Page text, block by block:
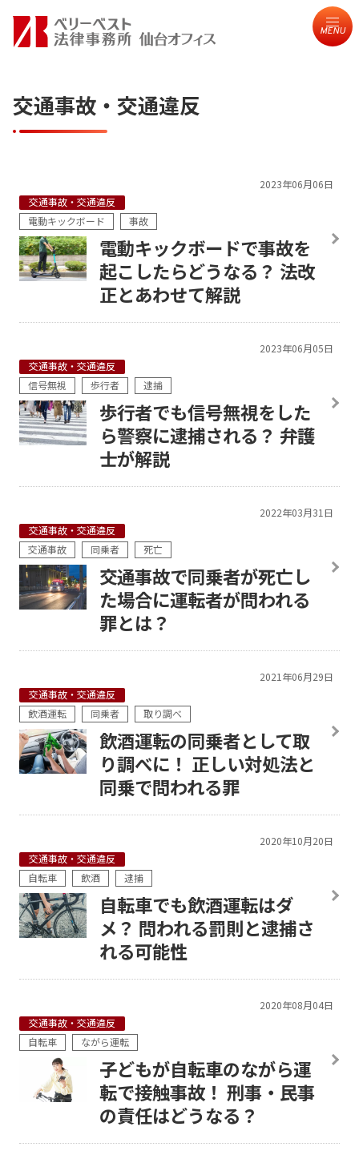
MENU
交通事故・交通違反
2023年06月06日
交通事故・交通違反
電動キックボード
事故
電動キックボードで事故を
起こしたらどうなる？ 法改
正とあわせて解説
2023年06月05日
交通事故・交通違反
信号無視
歩行者 逮捕
歩行者でも信号無視をした
ら警察に逮捕される？ 弁護
士が解説
2022年03月31日
交通事故・交通違反
交通事故
同乗者 死亡
交通事故で同乗者が死亡し
た場合に運転者が問われる
罪とは？
2021年06月29日
交通事故・交通違反
飲酒運転
同乗者 取り調べ
飲酒運転の同乗者として取
り調べに！ 正しい対処法と
同乗で問われる罪
2020年10月20日
交通事故・交通違反
自転車
飲酒 逮捕
自転車でも飲酒運転はダ
メ？ 問われる罰則と逮捕さ
れる可能性
2020年08月04日
交通事故・交通違反
自転車
ながら運転
子どもが自転車のながら運
転で接触事故！ 刑事・民事
の責任はどうなる？